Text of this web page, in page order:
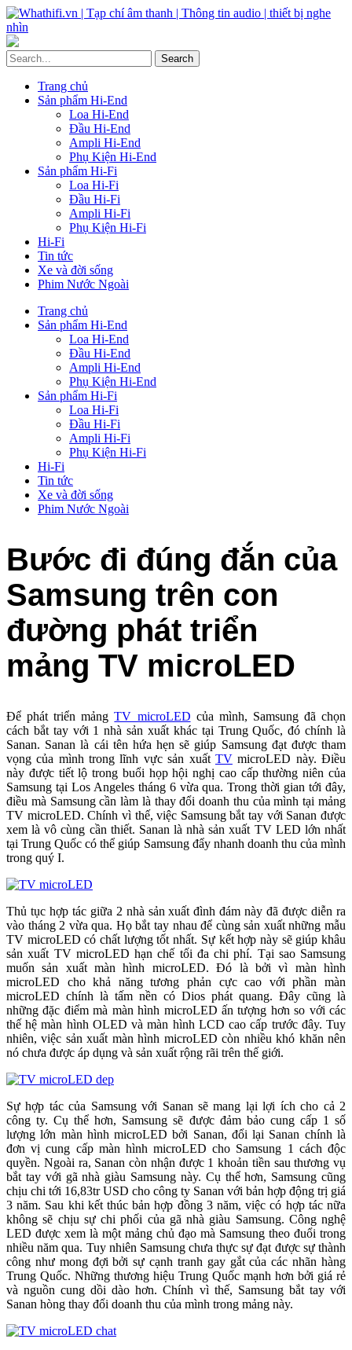
Trang chủ
Sản phẩm Hi-End
Loa Hi-End
Đầu Hi-End
Ampli Hi-End
Phụ Kiện Hi-End
Sản phẩm Hi-Fi
Loa Hi-Fi
Đầu Hi-Fi
Ampli Hi-Fi
Phụ Kiện Hi-Fi
Hi-Fi
Tin tức
Xe và đời sống
Phim Nước Ngoài
Trang chủ
Sản phẩm Hi-End
Loa Hi-End
Đầu Hi-End
Ampli Hi-End
Phụ Kiện Hi-End
Sản phẩm Hi-Fi
Loa Hi-Fi
Đầu Hi-Fi
Ampli Hi-Fi
Phụ Kiện Hi-Fi
Hi-Fi
Tin tức
Xe và đời sống
Phim Nước Ngoài
Bước đi đúng đắn của
Samsung trên con
đường phát triển
mảng TV microLED
Để phát triển mảngTV microLED của mình, Samsung đã chọn
cách bắt tay với 1 nhà sản xuất khác tại Trung Quốc, đó chính là
Sanan. Sanan là cái tên hứa hẹn sẽ giúp Samsung đạt được tham
vọng của mình trong lĩnh vực sản xuất TVmicroLED này. Điều
này được tiết lộ trong buổi họp hội nghị cao cấp thường niên của
Samsung tại Los Angeles tháng 6 vừa qua. Trong thời gian tới đây,
điều mà Samsung cần làm là thay đổi doanh thu của mình tại mảng
TV microLED. Chính vì thế, việc Samsung bắt tay với Sanan được
xem là vô cùng cần thiết. Sanan là nhà sản xuất TV LED lớn nhất
tại Trung Quốc có thể giúp Samsung đẩy nhanh doanh thu của mình
trong quý I.
Thủ tục hợp tác giữa 2 nhà sản xuất đình đám này đã được diễn ra
vào tháng 2 vừa qua. Họ bắt tay nhau để cùng sản xuất những mẫu
TV microLED có chất lượng tốt nhất. Sự kết hợp này sẽ giúp khâu
sản xuất TV microLED hạn chế tối đa chi phí. Tại sao Samsung
muốn sản xuất màn hình microLED. Đó là bởi vì màn hình
microLED cho khả năng tương phản cực cao với phần màn
microLED chính là tấm nền có Dios phát quang. Đây cũng là
những đặc điểm mà màn hình microLED ấn tượng hơn so với các
thế hệ màn hình OLED và màn hình LCD cao cấp trước đây. Tuy
nhiên, việc sản xuất màn hình microLED còn nhiều khó khăn nên
nó chưa được áp dụng và sản xuất rộng rãi trên thế giới.
Sự hợp tác của Samsung với Sanan sẽ mang lại lợi ích cho cả 2
công ty. Cụ thể hơn, Samsung sẽ được đảm bảo cung cấp 1 số
lượng lớn màn hình microLED bởi Sanan, đổi lại Sanan chính là
đơn vị cung cấp màn hình microLED cho Samsung 1 cách độc
quyền. Ngoài ra, Sanan còn nhận được 1 khoản tiền sau thương vụ
bắt tay với gã nhà giàu Samsung này. Cụ thể hơn, Samsung cũng
chịu chi tới 16,83tr USD cho công ty Sanan với bản hợp động trị giá
3 năm. Sau khi kết thúc bản hợp đồng 3 năm, việc có hợp tác nữa
không sẽ chịu sự chi phối của gã nhà giàu Samsung. Công nghệ
LED được xem là một mảng chủ đạo mà Samsung theo đuổi trong
nhiều năm qua. Tuy nhiên Samsung chưa thực sự đạt được sự thành
công như mong đợi bởi sự cạnh tranh gay gắt của các nhãn hàng
Trung Quốc. Những thương hiệu Trung Quốc mạnh hơn bởi giá rẻ
và nguồn cung dồi dào hơn. Chính vì thế, Samsung bắt tay với
Sanan hòng thay đổi doanh thu của mình trong mảng này.